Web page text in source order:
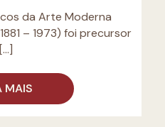
da Arte Moderna
– 1973) foi precursor
[…]
MAIS